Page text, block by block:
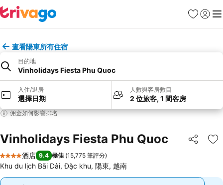
收藏夾
登入 選
查看陽東所有住宿
目的地
Vinholidays Fiesta Phu Quoc
入住/退房
選擇日期
人數與客房數目
2 位旅客, 1 間客房
佣金如何影響排名
Vinholidays Fiesta Phu Quoc 分享
放
4 星級
酒店 9.4 極佳 (15,775 筆評分)
Khu du lịch Bãi Dài, Đặc khu, 陽東, 越南